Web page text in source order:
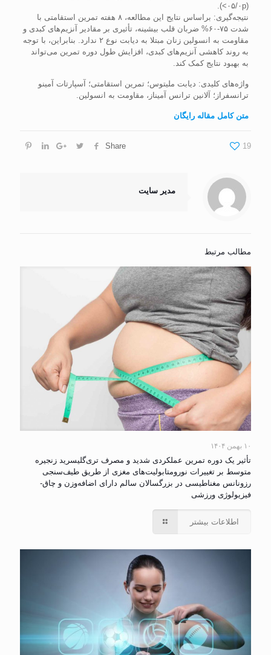
(۰۵/۰p>).
نتیجه‌گیری: براساس نتایج این مطالعه، ۸ هفته تمرین استقامتی با
شدت ۷۵-۶۰% ضربان قلب بیشینه، تأثیری بر مقادیر آنزیم‌های کبدی و
مقاومت به انسولین زنان مبتلا به دیابت نوع ۲ ندارد. بنابراین، با توجه
به روند کاهشی آنزیم‌های کبدی، افزایش طول دوره تمرین می‌تواند
به بهبود نتایج کمک کند.
واژه‌های کلیدی: دیابت ملیتوس؛ تمرین استقامتی؛ آسپارتات آمینو
ترانسفراز؛ آلانین ترانس ‌آمیناز، مقاومت به انسولین.
متن کامل مقاله رایگان
Share 19
مدیر سایت
مطالب مرتبط
۱۰ بهمن ۱۴۰۴
تأثیر یک دوره تمرین عملکردی شدید و مصرف تری‌گلیسرید زنجیره
متوسط بر تغییرات نورومتابولیت‌های مغزی از طریق طیف‌سنجی
رزونانس مغناطیسی در بزرگسالان سالم دارای اضافه‌وزن و چاق-
فیزیولوژی ورزشی
اطلاعات بیشتر